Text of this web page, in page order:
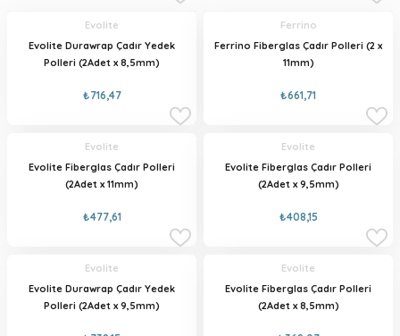
Evolite
Evolite Durawrap Çadır Yedek
Polleri (2Adet x 8,5mm)
₺716,47
Ferrino
Ferrino Fiberglas Çadır Polleri (2 x
11mm)
₺661,71
Evolite
Evolite Fiberglas Çadır Polleri
(2Adet x 11mm)
₺477,61
Evolite
Evolite Fiberglas Çadır Polleri
(2Adet x 9,5mm)
₺408,15
Evolite
Evolite Durawrap Çadır Yedek
Polleri (2Adet x 9,5mm)
Evolite
Evolite Fiberglas Çadır Polleri
(2Adet x 8,5mm)